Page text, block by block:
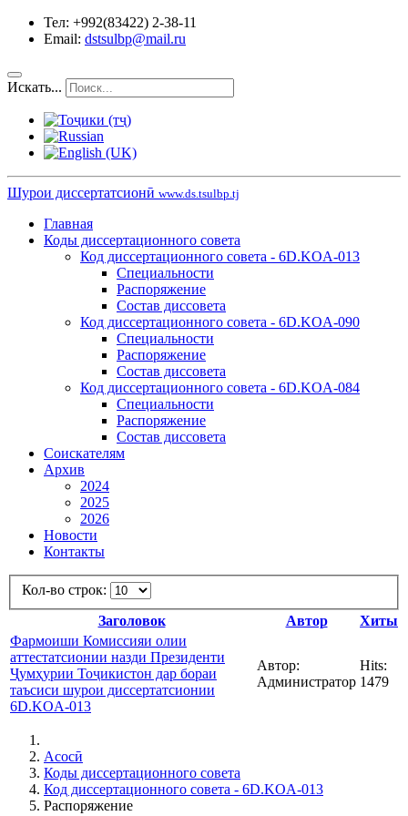
Тел: +992(83422) 2-38-11
Email: dstsulbp@mail.ru
Искать...
Шурои диссертатсионӣ www.ds.tsulbp.tj
Главная
Коды диссертационного совета
Код диссертационного совета - 6D.KOA-013
Специальности
Распоряжение
Состав диссовета
Код диссертационного совета - 6D.KOA-090
Специальности
Распоряжение
Состав диссовета
Код диссертационного совета - 6D.KOA-084
Специальности
Распоряжение
Состав диссовета
Соискателям
Архив
2024
2025
2026
Новости
Контакты
Кол-во строк:
Заголовок
Автор
Хиты
Фармоиши Комиссияи олии
аттестатсионии назди Президенти
Ҷумҳурии Тоҷикистон дар бораи
таъсиси шурои диссертатсионии
6D.KOA-013
Автор:
Администратор
Hits:
1479
Асосӣ
Коды диссертационного совета
Код диссертационного совета - 6D.KOA-013
Распоряжение